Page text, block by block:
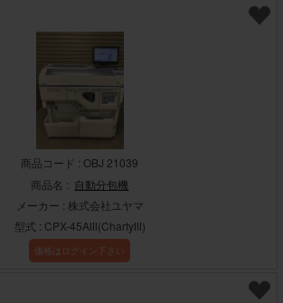
商品コード : OBJ 21039
商品名 : 自動分包機
メーカー : 株式会社ユヤマ
型式 : CPX-45AⅢ(ChartyⅢ)
価格はログイン下さい